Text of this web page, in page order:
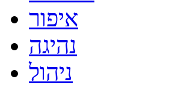
איפור
נהיגה
ניהול